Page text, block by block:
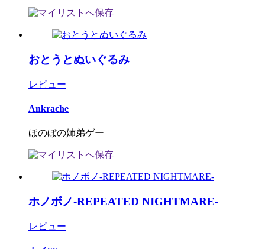
おとうとぬいぐるみ
レビュー
Ankrache
ほのぼの姉弟ゲー
ホノボノ-REPEATED NIGHTMARE-
レビュー